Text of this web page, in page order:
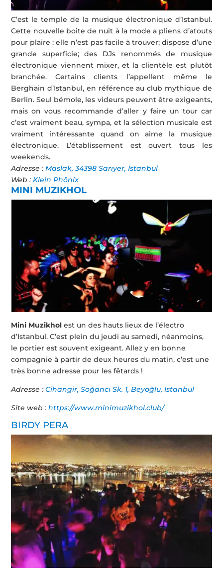
C’est le temple de la musique électronique d’Istanbul.
Cette nouvelle boite de nuit à la mode a pliens d’atouts
pour plaire : elle n’est pas facile à trouver; dispose d’une
grande superficie; des DJs renommés de musique
électronique viennent mixer, et la clientèle est plutôt
branchée. Certains clients l’appellent même le
Berghain d’Istanbul, en référence au club mythique de
Berlin. Seul bémole, les videurs peuvent être exigeants,
mais on vous recommande d’aller y faire un tour car
c’est vraiment beau, sympa, et la sélection musicale est
vraiment intéressante quand on aime la musique
électronique. L’établissement est ouvert tous les
weekends.
Adresse :Maslak, 34398 Sarıyer, İstanbul
Web :Klein Phönix
MINI MUZIKHOL
Mini Muzikhol est un des hauts lieux de l’électro
d’Istanbul. C’est plein du jeudi au samedi, néanmoins,
le portier est souvent exigeant. Allez y en bonne
compagnie à partir de deux heures du matin, c’est une
très bonne adresse pour les fêtards !
Adresse :Cihangir, Soğancı Sk. 1, Beyoğlu, İstanbul
Site web :https://www.minimuzikhol.club/
BIRDY PERA